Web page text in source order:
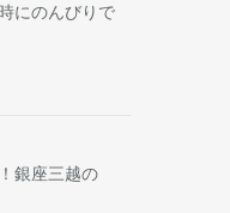
にのんびりで
銀座三越の